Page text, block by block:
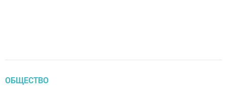
ОБЩЕСТВО